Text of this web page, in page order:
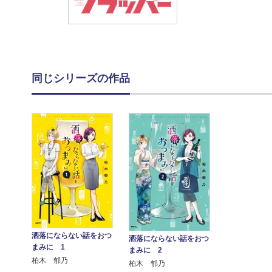
同じシリーズの作品
洒落にならない話をおつ
まみに 1
柏木 郁乃
洒落にならない話をおつ
まみに 2
柏木 郁乃